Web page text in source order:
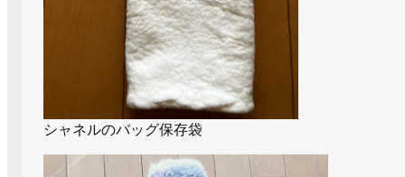
シャネルのバッグ保存袋